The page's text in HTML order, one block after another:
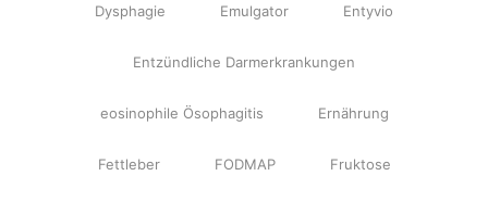
Dysphagie Emulgator Entyvio
Entzündliche Darmerkrankungen
eosinophile Ösophagitis Ernährung
Fettleber FODMAP Fruktose